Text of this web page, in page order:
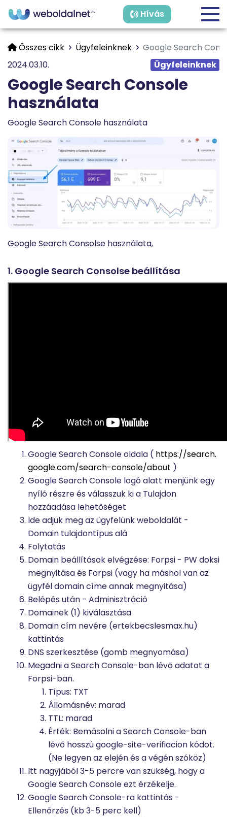
Hívás
Összes cikk Ügyfeleinknek
Google Search
2024.03.10.
Ügyfeleinknek
Google Search Console
használata
Google Search Console használata
Google Search Consolse használata,
1. Google Search Consolse beállítása
Google Search Console oldala ( https://search.
google.com/search-console/about )
Google Search Console logó alatt menjünk egy
nyíló részre és válasszuk ki a Tulajdon
hozzáadása lehetőséget
Ide adjuk meg az ügyfelünk weboldalát -
Domain tulajdontípus alá
Folytatás
Domain beállítások elvégzése: Forpsi - PW doksi
megnyitása és Forpsi (vagy ha máshol van az
ügyfél domain címe annak megnyitása)
Belépés után - Adminisztráció
Domainek (1) kiválasztása
Domain cím nevére (ertekbecslesmax.hu)
kattintás
DNS szerkesztése (gomb megnyomása)
Megadni a Search Console-ban lévő adatot a
Forpsi-ban.
Típus: TXT
Állomásnév: marad
TTL: marad
Érték: Bemásolni a Search Console-ban
lévő hosszú google-site-verifiacion kódot.
(Ne legyen az elején és a végén szóköz)
Itt nagyjából 3-5 percre van szükség, hogy a
Google Search Console ezt érzékelje.
Google Search Console-ra kattintás -
Ellenőrzés (kb 3-5 perc kell)